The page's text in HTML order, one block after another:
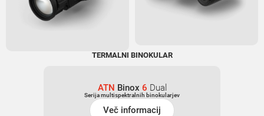
TERMALNI BINOKULAR
ATN Binox 6 Dual
Serija multispektralnih binokularjev
Več informacij